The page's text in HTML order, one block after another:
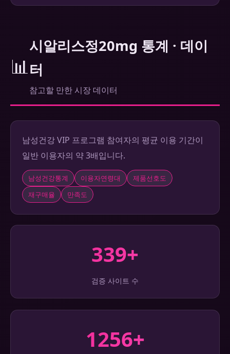
📊
시알리스정20mg 통계 · 데이
터
참고할 만한 시장 데이터
남성건강 VIP 프로그램 참여자의 평균 이용 기간이
일반 이용자의 약 3배입니다.
남성건강통계 이용자연령대
제품선호도
재구매율
만족도
339+
검증 사이트 수
1256+